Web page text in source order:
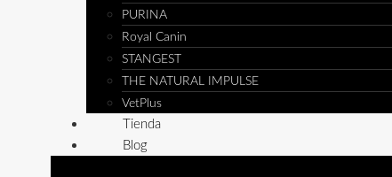
PURINA
Royal Canin
STANGEST
THE NATURAL IMPULSE
VetPlus
Tienda
Blog